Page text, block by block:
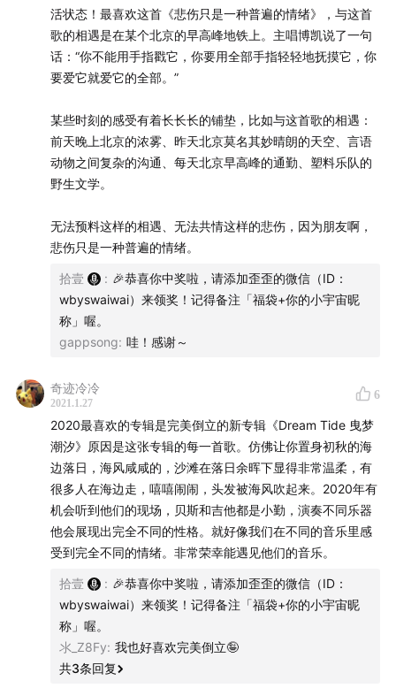
袋中都包含了本次合作品牌以及「小宇宙」提供的所有实
体产品。
我们设计了一个互动游戏，5 档播客将作为游戏 NPC，分
首先，请大家在小宇宙搜索「播客福袋计划」，你将会解
锁一个隐藏节目。
在这个隐藏节目中，你将会在节目简介中找到一幅藏宝图
都是在藏宝图中找出不同的线索。（考验眼力和脑力的时
候到了）
隐藏节目将于 1 月 29 日上线。
同时，我们也准备了限量纸质版的藏宝图，将会作为联名
周边随着普通福袋一起送出。
活状态！最喜欢这首《悲伤只是一种普遍的情绪》，与这首
歌的相遇是在某个北京的早高峰地铁上。主唱博凯说了一句
话：“你不能用手指戳它，你要用全部手指轻轻地抚摸它，你
要爱它就爱它的全部。”
某些时刻的感受有着长长长的铺垫，比如与这首歌的相遇：
前天晚上北京的浓雾、昨天北京莫名其妙晴朗的天空、言语
动物之间复杂的沟通、每天北京早高峰的通勤、塑料乐队的
野生文学。
无法预料这样的相遇、无法共情这样的悲伤，因为朋友啊，
悲伤只是一种普遍的情绪。
拾壹 : 🎉恭喜你中奖啦，请添加歪歪的微信（ID：
wbyswaiwai）来领奖！记得备注「福袋+你的小宇宙昵
称」喔。
gappsong: 哇！感谢～
奇迹冷冷
2021.1.27
6
2020最喜欢的专辑是完美倒立的新专辑《Dream Tide 曳梦
潮汐》原因是这张专辑的每一首歌。仿佛让你置身初秋的海
边落日，海风咸咸的，沙滩在落日余晖下显得非常温柔，有
很多人在海边走，嘻嘻闹闹，头发被海风吹起来。2020年有
机会听到他们的现场，贝斯和吉他都是小勤，演奏不同乐器
他会展现出完全不同的性格。就好像我们在不同的音乐里感
受到完全不同的情绪。非常荣幸能遇见他们的音乐。
拾壹 : 🎉恭喜你中奖啦，请添加歪歪的微信（ID：
wbyswaiwai）来领奖！记得备注「福袋+你的小宇宙昵
称」喔。
氺_Z8Fy: 我也好喜欢完美倒立🤪
共3条回复